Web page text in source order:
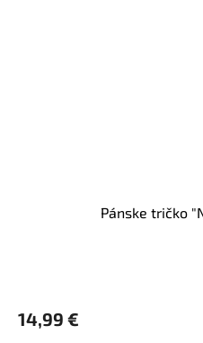
Pánske tričko
14,99 €